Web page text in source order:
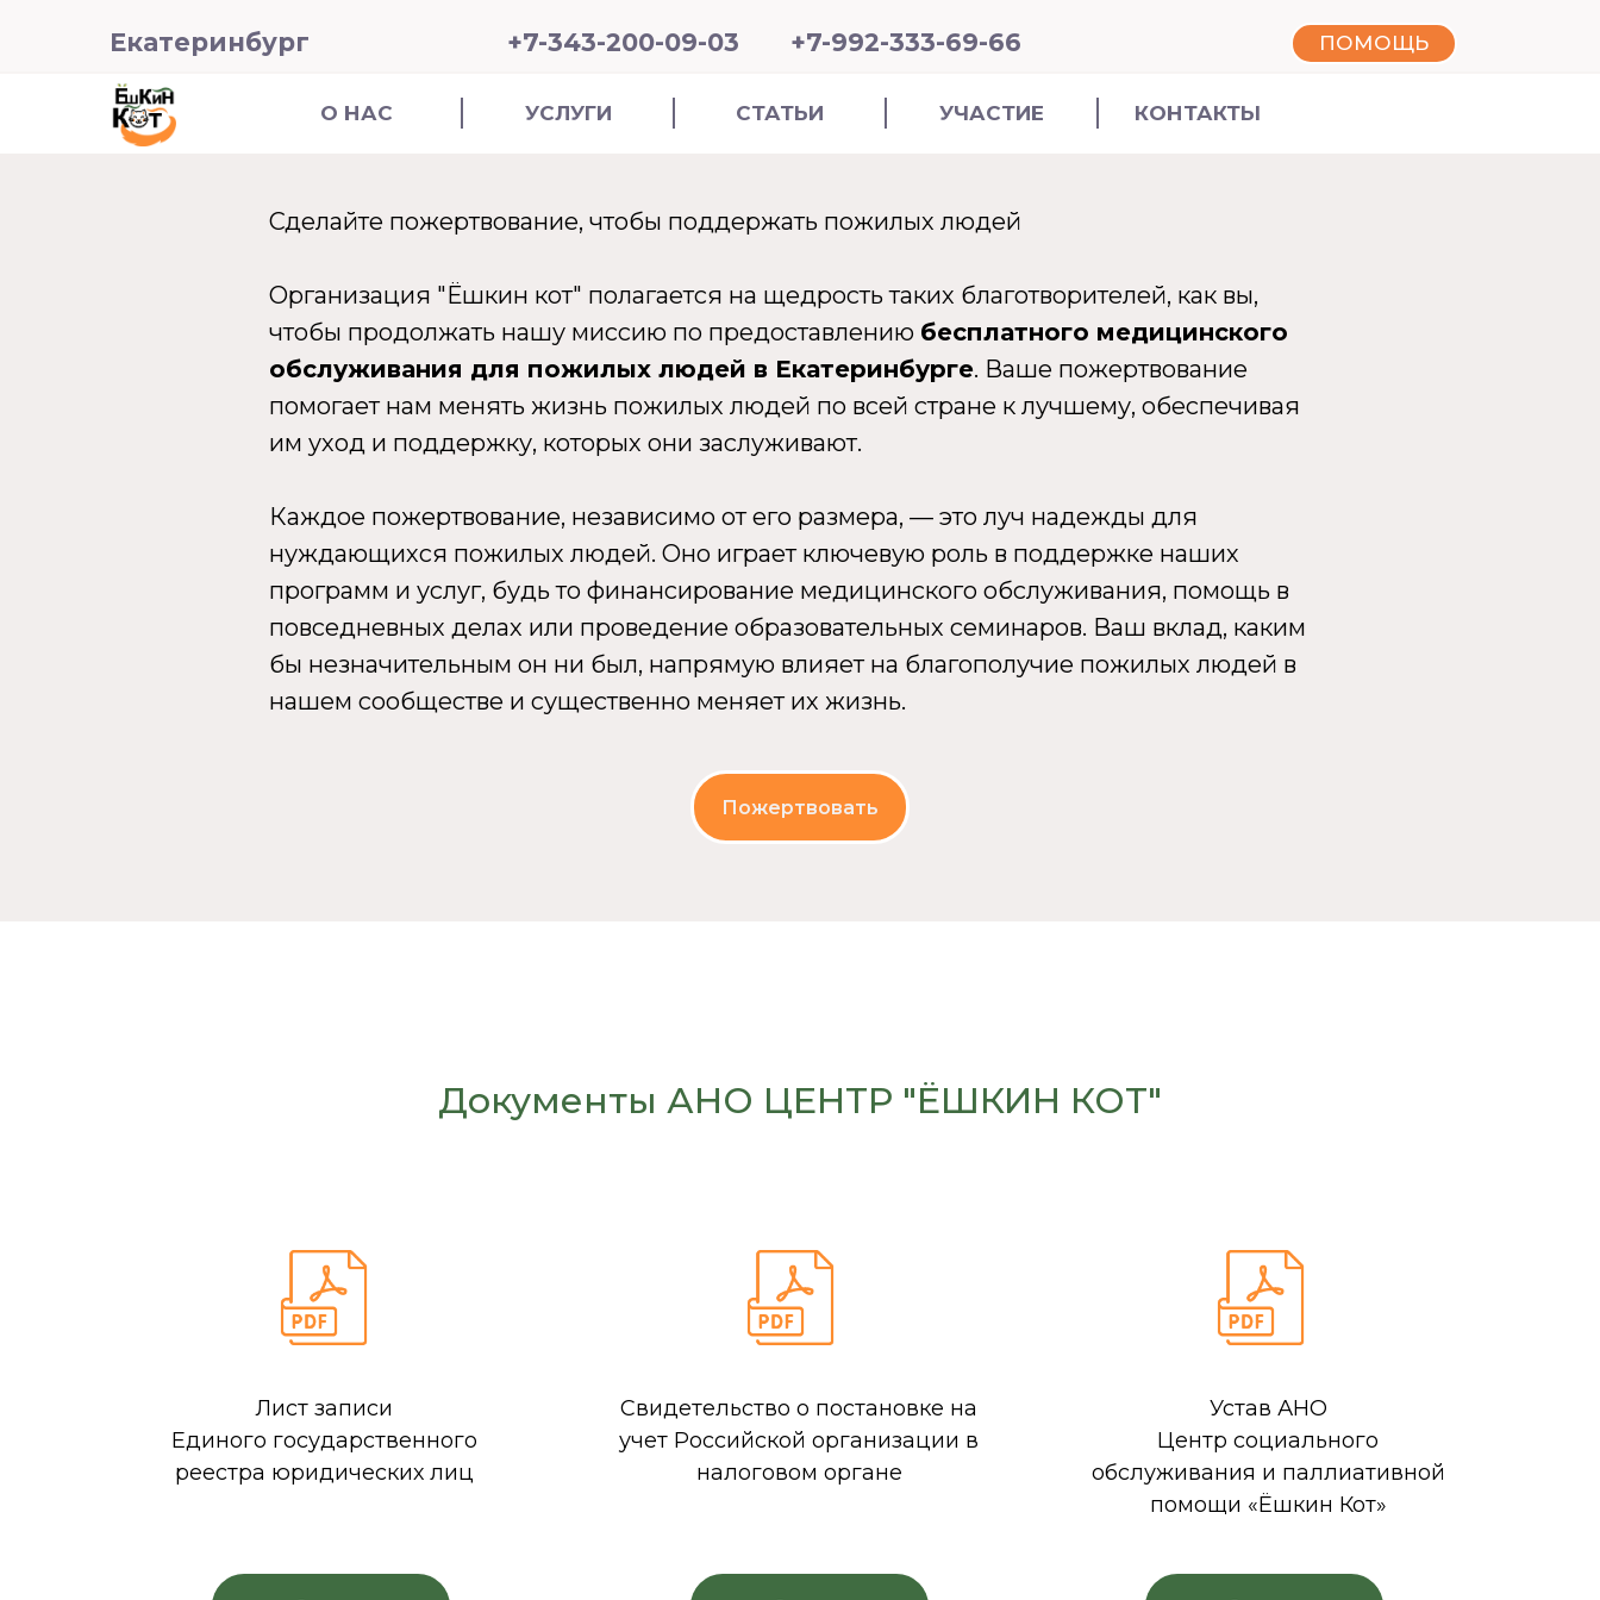
Екатеринбург +7-343-200-09-03 +7-992-333-69-66 ПОМОЩЬ
УСЛУГИ УЧАСТИЕ КОНТАКТЫ
О НАС СТАТЬИ
Пожертвовать
Сделайте пожертвование, чтобы поддержать пожилых людей
Организация "Ёшкин кот" полагается на щедрость таких благотворителей, как вы,
чтобы продолжать нашу миссию по предоставлению бесплатного медицинского
обслуживания для пожилых людей в Екатеринбурге. Ваше пожертвование
помогает нам менять жизнь пожилых людей по всей стране к лучшему, обеспечивая
им уход и поддержку, которых они заслуживают.
Каждое пожертвование, независимо от его размера, — это луч надежды для
нуждающихся пожилых людей. Оно играет ключевую роль в поддержке наших
программ и услуг, будь то финансирование медицинского обслуживания, помощь в
повседневных делах или проведение образовательных семинаров. Ваш вклад, каким
бы незначительным он ни был, напрямую влияет на благополучие пожилых людей в
нашем сообществе и существенно меняет их жизнь.
Лист записи
Единого государственного
реестра юридических лиц
Свидетельство о постановке на
учет Российской организации в
налоговом органе
Устав АНО
Центр социального
обслуживания и паллиативной
помощи «Ёшкин Кот»
Документы АНО ЦЕНТР "ЁШКИН КОТ"